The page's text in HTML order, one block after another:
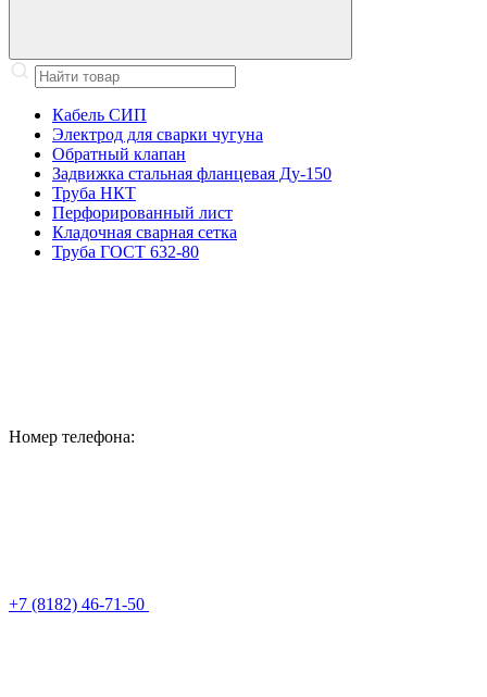
Кабель СИП
Электрод для сварки чугуна
Обратный клапан
Задвижка стальная фланцевая Ду-150
Труба НКТ
Перфорированный лист
Кладочная сварная сетка
Труба ГОСТ 632-80
Номер телефона:
+7 (8182) 46-71-50